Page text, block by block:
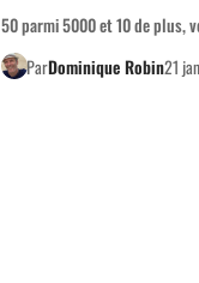
50 parmi 5000 et 10 de plus,
ParDominique Robin21